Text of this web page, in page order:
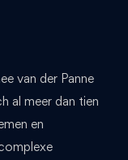
van der Panne
al meer dan tien
en